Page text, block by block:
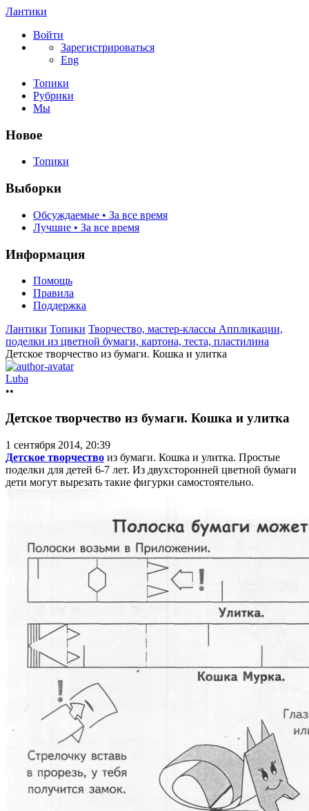
Лантики
Войти
Зарегистрироваться
Eng
Топики
Рубрики
Мы
Новое
Топики
Выборки
Обсуждаемые • За все время
Лучшие • За все время
Информация
Помощь
Правила
Поддержка
Лантики Топики Творчество, мастер-классы Аппликации,
поделки из цветной бумаги, картона, теста, пластилина
Детское творчество из бумаги. Кошка и улитка
Luba
••
Детское творчество из бумаги. Кошка и улитка
1 сентября 2014, 20:39
Детское творчество из бумаги. Кошка и улитка. Простые
поделки для детей 6-7 лет. Из двухсторонней цветной бумаги
дети могут вырезать такие фигурки самостоятельно.